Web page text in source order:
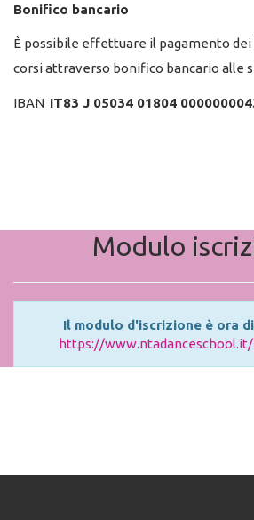
Bonifico bancario
È possibile effettuare il pagamento
corsi attraverso bonifico bancario alle
IBAN IT83 J 05034 01804
Modulo
Il modulo d'iscrizione è ora
https://